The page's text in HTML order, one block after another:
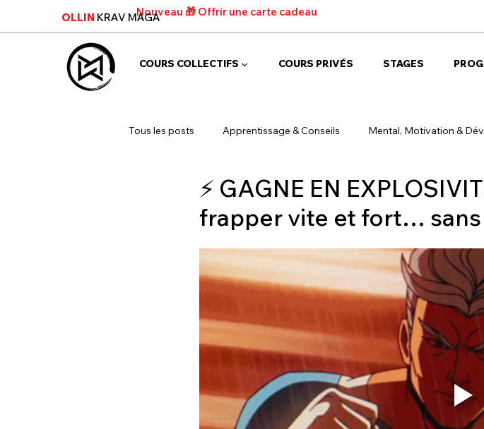
OLLIN KRAV MAGANouveau 🎁 Offrir une carte cadeau
COURS COLLECTIFS ▼ COURS PRIVÉS STAGES
Tous les posts Apprentissage & Conseils Mental, Motivation &
Self-défense, Sécurité & Prévention Entraînement & Progression
⚡ GAGNE EN
frapper vite et fort… sans